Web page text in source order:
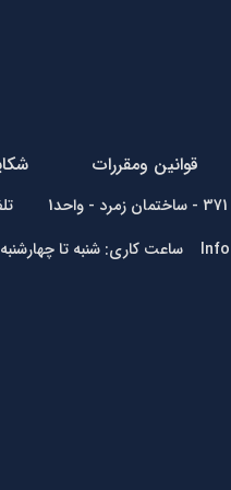
قوانین ومقررات